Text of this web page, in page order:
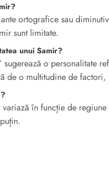
ortografice sau
sunt limitate.
unui Samir?
sugerează o personalitate
de o multitudine de
în funcție de